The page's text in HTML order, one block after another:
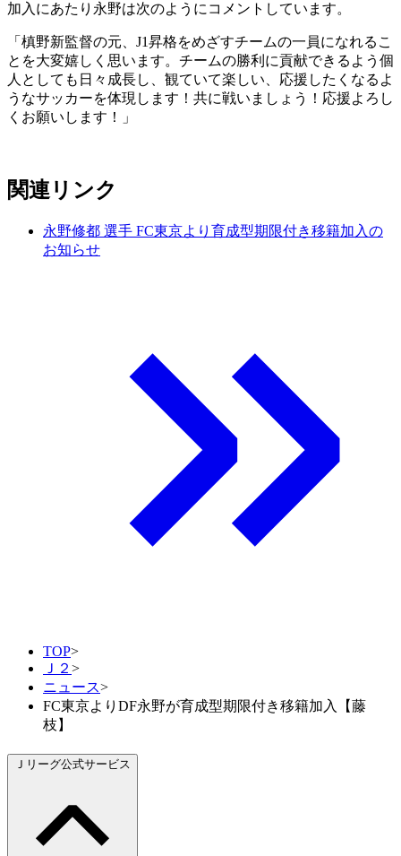
加入にあたり永野は次のようにコメントしています。
「槙野新監督の元、J1昇格をめざすチームの一員になれるこ
とを大変嬉しく思います。チームの勝利に貢献できるよう個
人としても日々成長し、観ていて楽しい、応援したくなるよ
うなサッカーを体現します！共に戦いましょう！応援よろし
くお願いします！」
関連リンク
永野修都 選手 FC東京より育成型期限付き移籍加入の
お知らせ
TOP>
Ｊ２ >
ニュース>
FC東京よりDF永野が育成型期限付き移籍加入【藤
枝】
Ｊリーグ公式サービス